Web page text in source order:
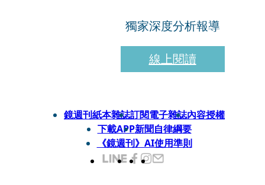
獨家深度分析報導
線上閱讀
鏡週刊紙本雜誌訂閱電子雜誌內容授權
下載APP新聞自律綱要
《鏡週刊》AI使用準則